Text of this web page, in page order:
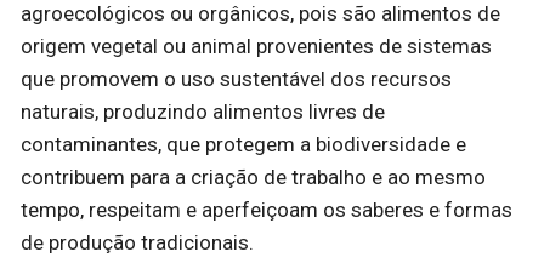
agroecológicos ou orgânicos, pois são alimentos de
origem vegetal ou animal provenientes de sistemas
que promovem o uso sustentável dos recursos
naturais, produzindo alimentos livres de
contaminantes, que protegem a biodiversidade e
contribuem para a criação de trabalho e ao mesmo
tempo, respeitam e aperfeiçoam os saberes e formas
de produção tradicionais.